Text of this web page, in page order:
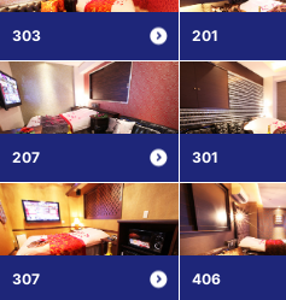
303 201
207 301
307 406